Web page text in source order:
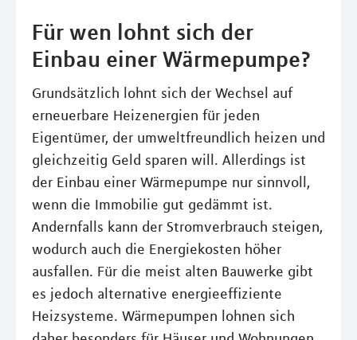
Für wen lohnt sich der
Einbau einer Wärmepumpe?
Grundsätzlich lohnt sich der Wechsel auf
erneuerbare Heizenergien für jeden
Eigentümer, der umweltfreundlich heizen und
gleichzeitig Geld sparen will. Allerdings ist
der Einbau einer Wärmepumpe nur sinnvoll,
wenn die Immobilie gut gedämmt ist.
Andernfalls kann der Stromverbrauch steigen,
wodurch auch die Energiekosten höher
ausfallen. Für die meist alten Bauwerke gibt
es jedoch alternative energieeffiziente
Heizsysteme. Wärmepumpen lohnen sich